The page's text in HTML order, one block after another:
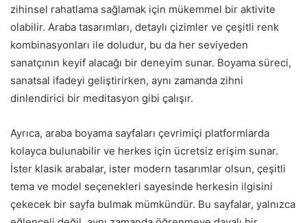
zihinsel rahatlama sağlamak için mükemmel bir aktivite
olabilir. Araba tasarımları, detaylı çizimler ve çeşitli renk
kombinasyonları ile doludur, bu da her seviyeden
sanatçının keyif alacağı bir deneyim sunar. Boyama süreci,
sanatsal ifadeyi geliştirirken, aynı zamanda zihni
dinlendirici bir meditasyon gibi çalışır.
Ayrıca, araba boyama sayfaları çevrimiçi platformlarda
kolayca bulunabilir ve herkes için ücretsiz erişim sunar.
İster klasik arabalar, ister modern tasarımlar olsun, çeşitli
tema ve model seçenekleri sayesinde herkesin ilgisini
çekecek bir sayfa bulmak mümkündür. Bu sayfalar, yalnızca